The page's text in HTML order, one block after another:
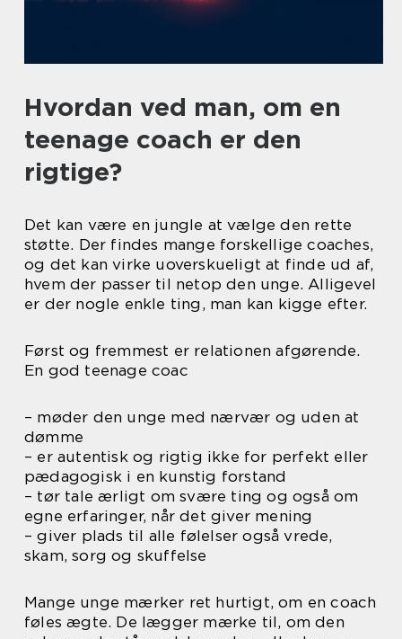
Hvordan ved man, om en
teenage coach er den
rigtige?
Det kan være en jungle at vælge den rette
støtte. Der findes mange forskellige coaches,
og det kan virke uoverskueligt at finde ud af,
hvem der passer til netop den unge. Alligevel
er der nogle enkle ting, man kan kigge efter.
Først og fremmest er relationen afgørende.
En god teenage coac
– møder den unge med nærvær og uden at
dømme
– er autentisk og rigtig ikke for perfekt eller
pædagogisk i en kunstig forstand
– tør tale ærligt om svære ting og også om
egne erfaringer, når det giver mening
– giver plads til alle følelser også vrede,
skam, sorg og skuffelse
Mange unge mærker ret hurtigt, om en coach
føles ægte. De lægger mærke til, om den